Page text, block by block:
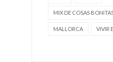
MIX DE COSAS
MALLORCA VIVIR